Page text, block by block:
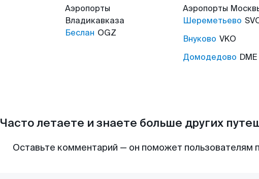
Аэропорты
Владикавказа
Беслан OGZ
Аэропорты
Шереметьево
Внуково VKO
Домодедово DME
Часто летаете и знаете больше других
Оставьте комментарий — он поможет пользователям